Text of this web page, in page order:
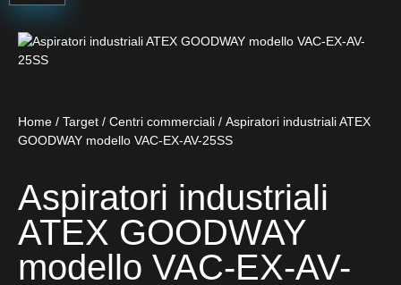
Home / Target / Centri commerciali / Aspiratori industriali ATEX
GOODWAY modello VAC-EX-AV-25SS
Aspiratori industriali
ATEX GOODWAY
modello VAC-EX-AV-